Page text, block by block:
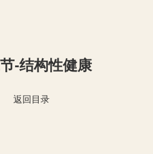
-结构性健康
返回目录